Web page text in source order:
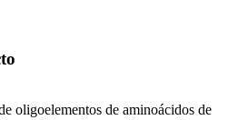
oligoelementos de aminoácidos de